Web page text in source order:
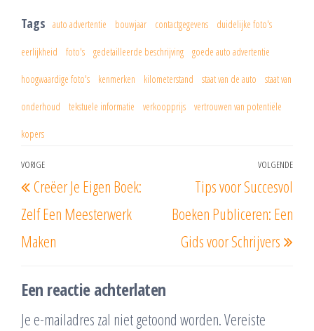
Tags auto advertentie bouwjaar contactgegevens duidelijke foto's
eerlijkheid foto's gedetailleerde beschrijving goede auto advertentie
hoogwaardige foto's kenmerken kilometerstand staat van de auto staat van
onderhoud tekstuele informatie verkoopprijs vertrouwen van potentiële
kopers
Berichtnavigatie
Vorig
bericht
VORIGE
Creëer Je Eigen Boek:
Zelf Een Meesterwerk
Maken
VOLGENDE
Tips voor Succesvol
Boeken Publiceren: Een
Gids voor Schrijvers
Een reactie achterlaten
Je e-mailadres zal niet getoond worden.Vereiste